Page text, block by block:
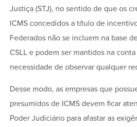
Justiça (STJ), no sentido de que os
ICMS concedidos a título de
Federados não se incluem na base
CSLL e podem ser mantidos na
necessidade de observar qualquer
Desse modo, as empresas que
presumidos de ICMS devem ficar
Poder Judiciário para afastar as